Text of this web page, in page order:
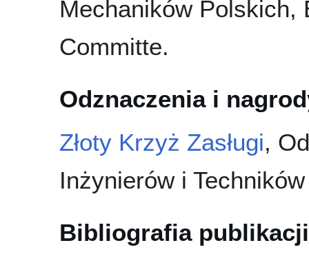
Mechaników Polskich,
Committe.
Odznaczenia i
Złoty Krzyż Zasługi,
Inżynierów i
Bibliografia publikacji